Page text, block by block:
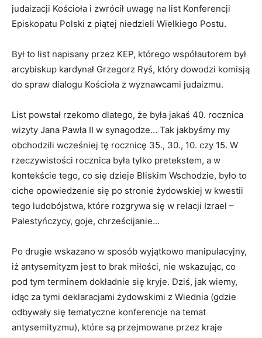
judaizacji Kościoła i zwrócił uwagę na list Konferencji
Episkopatu Polski z piątej niedzieli Wielkiego Postu.
Był to list napisany przez KEP, którego współautorem był
arcybiskup kardynał Grzegorz Ryś, który dowodzi komisją
do spraw dialogu Kościoła z wyznawcami judaizmu.
List powstał rzekomo dlatego, że była jakaś 40. rocznica
wizyty Jana Pawła II w synagodze… Tak jakbyśmy my
obchodzili wcześniej tę rocznicę 35., 30., 10. czy 15. W
rzeczywistości rocznica była tylko pretekstem, a w
kontekście tego, co się dzieje Bliskim Wschodzie, było to
ciche opowiedzenie się po stronie żydowskiej w kwestii
tego ludobójstwa, które rozgrywa się w relacji Izrael –
Palestyńczycy, goje, chrześcijanie…
Po drugie wskazano w sposób wyjątkowo manipulacyjny,
iż antysemityzm jest to brak miłości, nie wskazując, co
pod tym terminem dokładnie się kryje. Dziś, jak wiemy,
idąc za tymi deklaracjami żydowskimi z Wiednia (gdzie
odbywały się tematyczne konferencje na temat
antysemityzmu), które są przejmowane przez kraje